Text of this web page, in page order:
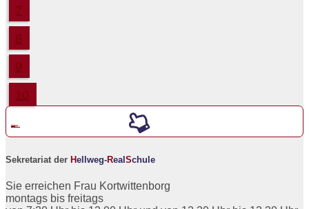
7
8
9
10
Sekretariat der Hellweg-RealSchule
Sie erreichen Frau Kortwittenborg
montags bis freitags